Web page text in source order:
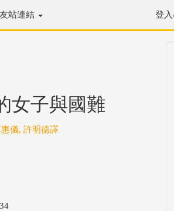
友站連結 登
女子與國難
儀, 許明德譯